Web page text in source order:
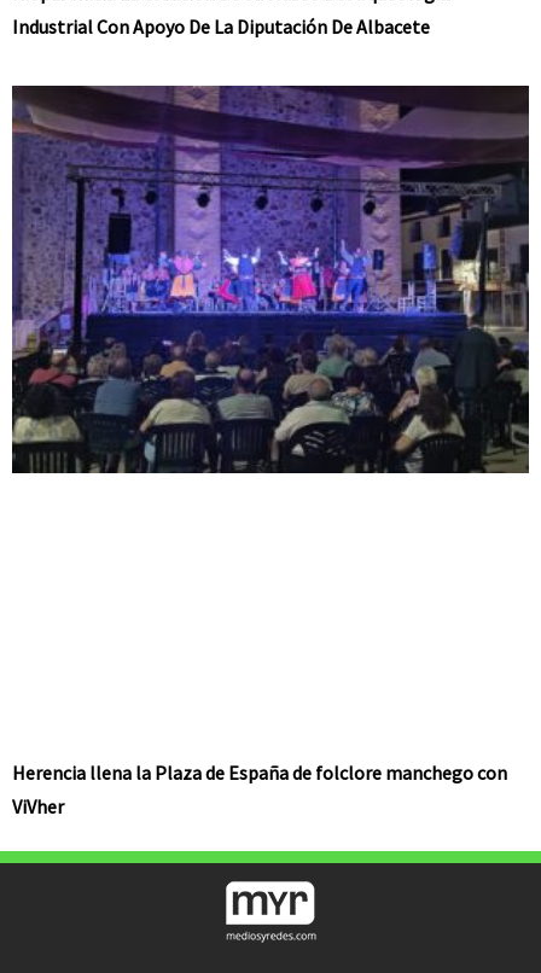
Industrial Con Apoyo De La Diputación De Albacete
Herencia llena la Plaza de España de folclore manchego con
ViVher